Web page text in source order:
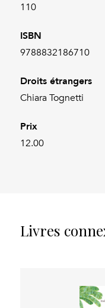
110
ISBN
9788832186710
Droits étrangers
Chiara Tognetti
Prix
12.00
Livres